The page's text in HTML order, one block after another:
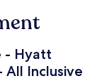
- Hyatt
All Inclusive